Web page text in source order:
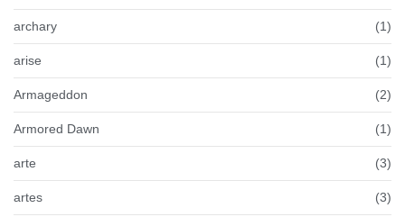
archary (1)
arise (1)
Armageddon (2)
Armored Dawn (1)
arte (3)
artes (3)